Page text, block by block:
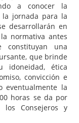
a conocer la
la jornada para la
desarrollarán en
normativa antes
una
que brinde
idoneidad, ética
convicción e
eventualmente la
horas se da por
Consejeros y